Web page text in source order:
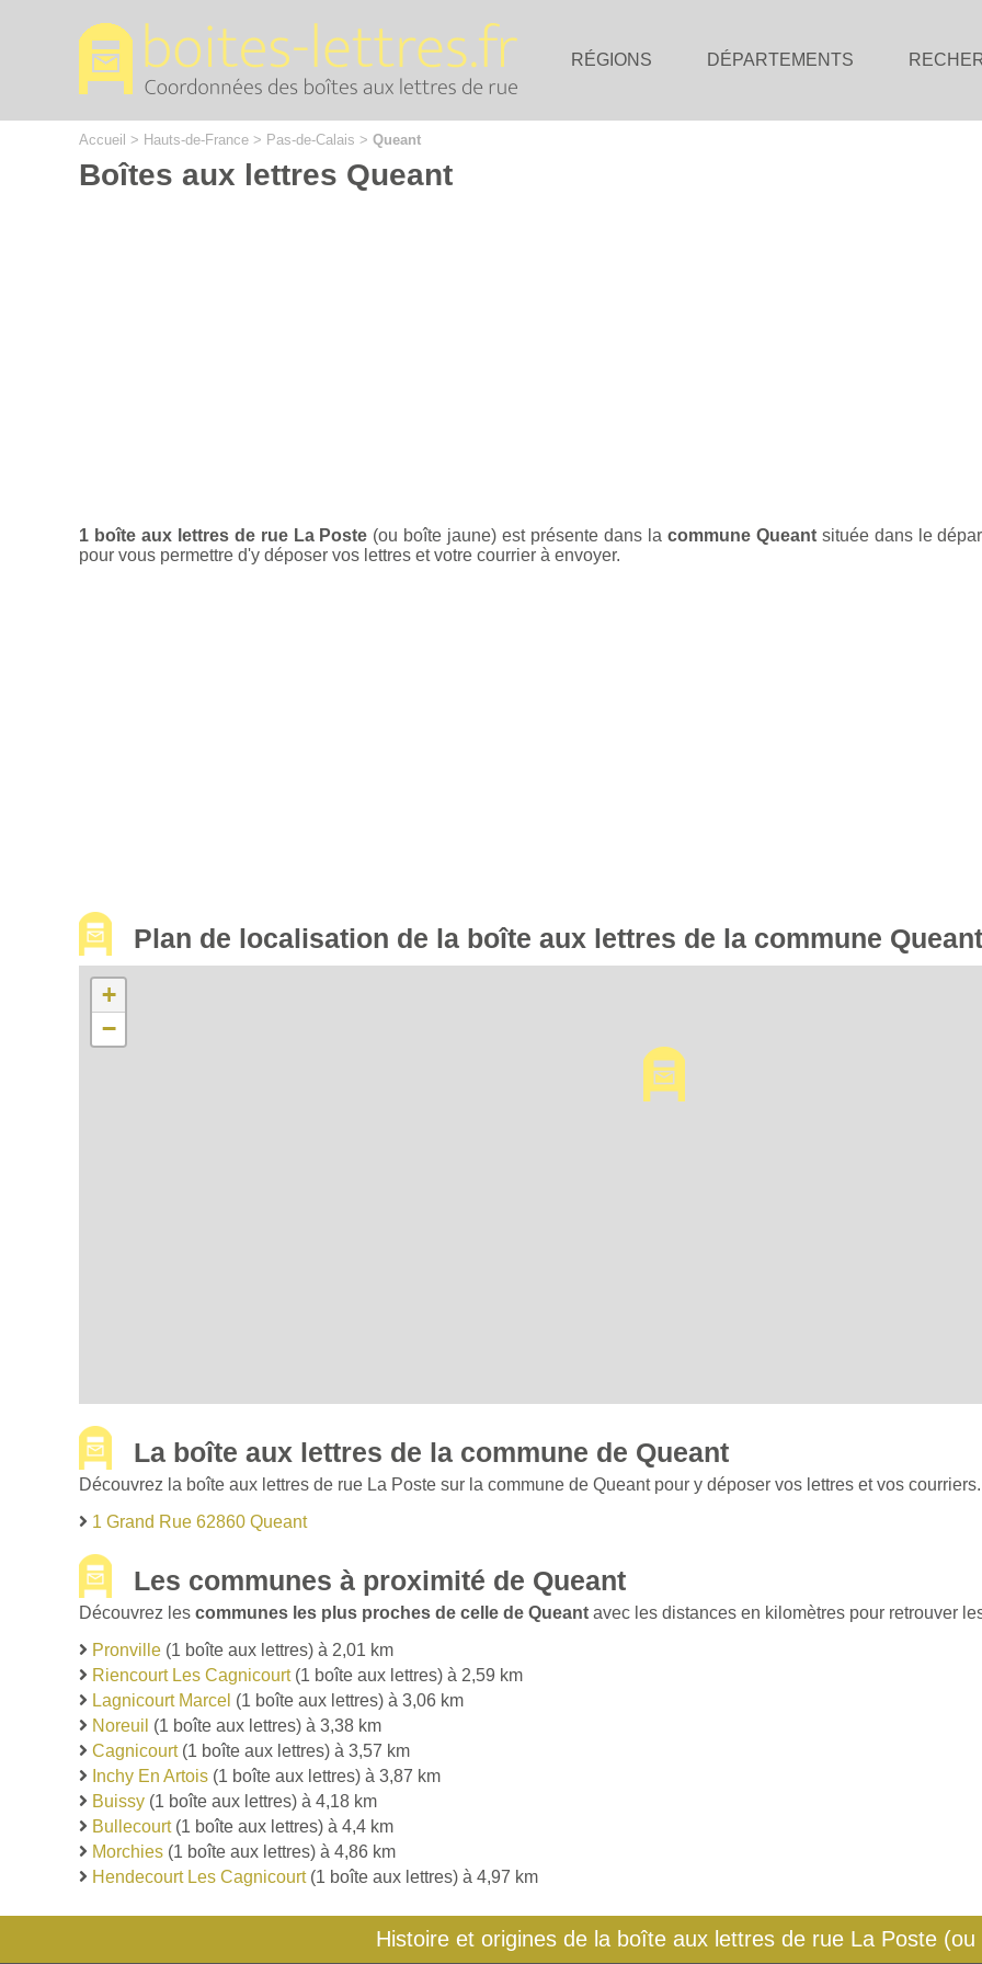
RÉGIONS DÉPARTEMENTS
Accueil > Hauts-de-France > Pas-de-Calais > Queant
Boîtes aux lettres Queant
1 boîte aux lettres de rue La Poste (ou boîte jaune) est présente dans la commune Queantsituée dans le
pour vous permettre d'y déposer vos lettres et votre courrier à envoyer.
Plan de localisation de la boîte aux lettres de la commune Queant
+
−
La boîte aux lettres de la commune de Queant
Découvrez la boîte aux lettres de rue La Poste sur la commune de Queant pour y déposer vos lettres et vos courriers.
1 Grand Rue 62860 Queant
Les communes à proximité de Queant
Découvrez les communes les plus proches de celle de Queant avec les distances en kilomètres pour retrouver
Pronville (1 boîte aux lettres) à 2,01 km
Riencourt Les Cagnicourt(1 boîte aux lettres) à 2,59 km
Lagnicourt Marcel (1 boîte aux lettres) à 3,06 km
Noreuil (1 boîte aux lettres) à 3,38 km
Cagnicourt(1 boîte aux lettres) à 3,57 km
Inchy En Artois (1 boîte aux lettres) à 3,87 km
Buissy (1 boîte aux lettres) à 4,18 km
Bullecourt(1 boîte aux lettres) à 4,4 km
Morchies (1 boîte aux lettres) à 4,86 km
Hendecourt Les Cagnicourt(1 boîte aux lettres) à 4,97 km
Histoire et origines de la boîte aux lettres de rue La Poste